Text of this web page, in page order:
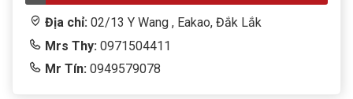
Địa chỉ: 02/13 Y Wang , Eakao, Đắk Lắk
Mrs Thy: 0971504411
Mr Tín: 0949579078